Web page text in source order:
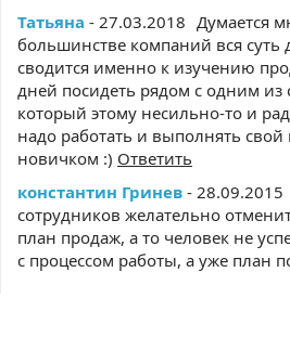
Татьяна - 27.03.2018 Думается
большинстве компаний вся суть
сводится именно к изучению
дней посидеть рядом с одним из
который этому несильно-то и
надо работать и выполнять
новичком :) Ответить
константин Гринев - 28.09.2015
сотрудников желательно
план продаж, а то человек не
с процессом работы, а уже план